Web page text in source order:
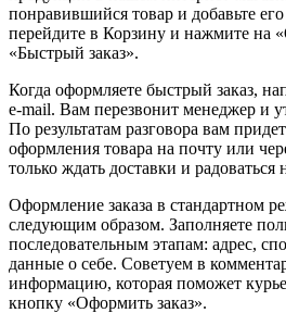
понравившийся товар и добавьте
перейдите в Корзину и нажмите на
«Быстрый заказ».
Когда оформляете быстрый заказ,
e-mail. Вам перезвонит менеджер и
По результатам разговора вам
оформления товара на почту или
только ждать доставки и радоваться
Оформление заказа в стандартном
следующим образом. Заполняете
последовательным этапам: адрес,
данные о себе. Советуем в
информацию, которая поможет
кнопку «Оформить заказ».